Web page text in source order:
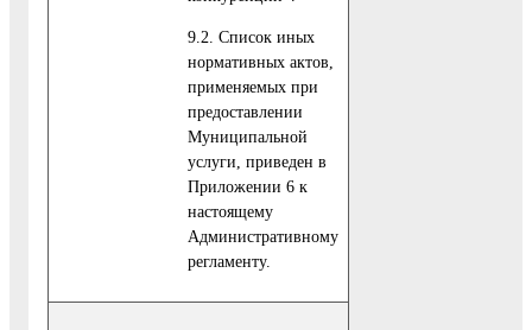
9.2. Список иных
нормативных актов,
применяемых при
предоставлении
Муниципальной
услуги, приведен в
Приложении 6 к
настоящему
Административному
регламенту.